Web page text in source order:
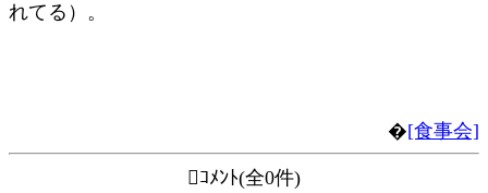
れてる）。
�[食事会]
ｺﾒﾝﾄ(全0件)